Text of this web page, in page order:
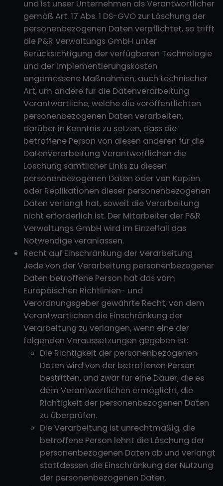
und ist unser Unternehmen als Verantwortlicher
gemäß Art. 17 Abs. 1 DS-GVO zur Löschung der
personenbezogenen Daten verpflichtet, so trifft
die P&R Verwaltungs GmbH unter
Berücksichtigung der verfügbaren Technologie
und der Implementierungskosten
angemessene Maßnahmen, auch technischer
Art, um andere für die Datenverarbeitung
Verantwortliche, welche die veröffentlichten
personenbezogenen Daten verarbeiten,
darüber in Kenntnis zu setzen, dass die
betroffene Person von diesen anderen für die
Datenverarbeitung Verantwortlichen die
Löschung sämtlicher Links zu diesen
personenbezogenen Daten oder von Kopien
oder Replikationen dieser personenbezogenen
Daten verlangt hat, soweit die Verarbeitung
nicht erforderlich ist. Der Mitarbeiter der P&R
Verwaltungs GmbH wird im Einzelfall das
Notwendige veranlassen.
Recht auf Einschränkung der Verarbeitung
Jede von der Verarbeitung personenbezogener
Daten betroffene Person hat das vom
Europäischen Richtlinien- und
Verordnungsgeber gewährte Recht, von dem
Verantwortlichen die Einschränkung der
Verarbeitung zu verlangen, wenn eine der
folgenden Voraussetzungen gegeben ist:
Die Richtigkeit der personenbezogenen
Daten wird von der betroffenen Person
bestritten, und zwar für eine Dauer, die es
dem Verantwortlichen ermöglicht, die
Richtigkeit der personenbezogenen Daten
zu überprüfen.
Die Verarbeitung ist unrechtmäßig, die
betroffene Person lehnt die Löschung der
personenbezogenen Daten ab und verlangt
stattdessen die Einschränkung der Nutzung
der personenbezogenen Daten.